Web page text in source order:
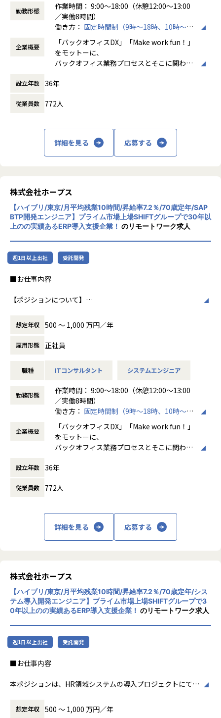
https://blog.hopes-ise.co.jp/%e3%80%90%e3%83%9
7%e3%83%ad%e3%82%b8%e3%82%a7%e3%82%af%
e3%83%88%e7%b4%b9%e4%bb%8b%e3%80%91dx%
e6%8e%a8%e9%80%b2%e3%81%ae%e6%9c%80%e
5%89%8d%e7%b7%9a%ef%bc%9a%e3%81%8a%e5%
ae%a2%e6%a7%98%e3%81%ae%e7%a4%be/
【業務の変更の範囲】
境なので、スキルの幅を広げることも可能です！
《具体的な業務内容》
・要件定義・基本設計・詳細設計
・Outsystemsを用いたアプリ開発・テスト
・API／外部システムとの連携
・顧客との要件整理・業務改善提案
【なぜホープスがするのか？】
解を得られにくい環境でした。
なかには、工場自体の競争力を失い、工場の規模縮小・閉
鎖から、工場に支えられた街自体が閑散となることも目の当
たりにしました。
だからこそ、わたしたちは「時代のニーズ・変化に合わせ
ア」を輩出することに力を入れています。
の必要な武器になる、と信じています。
また、ユーザーが真に求めることは、
・必要なときに必要なシステムを簡単に利用できる
・システムを用い、競争力を醸成し、社会が持続的な発
展を続けること
当社はそれを提供・実現し、システムの利用者とエンジニ
【プロジェクト内容※一例です※】
受注システム：要件定義からリリースまで約2年のプロジ
ェクトにおいて、開発期間は2ヵ月と短納期で完了
生成型AI ：プロセスマイニングを用いた野良AIの防止
・API開発、オープンソースの方が幅がきくし、おもしろ
ード開発はできることが多かった（40代男性）。
I、プロセスマイニングの利用等）ができ、技術的な好奇心を
駆り立てられる。
より幅広い技術・知識の習得を楽しめる！（30代男性）
を提案・提供でき、前よりお客様に寄り添った開発をしてい
ると感じる（30代女性）。
・お客様から「想定より早く導入できた」「ほしかったシ
ステムがたくさんあり、使うことが楽しみだ」とお声をいた
だき、嬉しかった！（20代女性）
世界基準でみたときに、世界ではポピュラーだけど日本で
また、日本に入ってきているものの、認知度の低いツール
ホープスではそういったソリューションやツールの導入・
・「世界基準で通用するエンジニアスキルを身に着け
勤務形態
作業時間： 9:00～18:00（休憩12:00～13:00
／実働8時間）
働き方： 固定時間制（9時～18時、10時～19
時など）
時間外労働の有無： 有（月平均10時間）
休憩時間： 60分
企業概要
「バックオフィスDX」「Make work fun！」
をモットーに、
バックオフィス業務プロセスとそこに関わる
企業競争力を向上させることを使命としてい
チ開発やコンサルティングまで幅広いサービ
スを提供しています。クラウドERPやローコ
ード開発を柱とし、業務効率化やDX推進、経
CloudやOracle ERP Cloudなどを活用し、企
業の業務プロセスを最適化し、経営管理の強
化を図っています1。
社風/文化
ホープスは、若手社員が活躍できる環境で、
社内の風通しが良く、活気に満ちた雰囲気が
特徴です。多様性を重視し、様々な国籍や背
ホープスでは、リモートワーク活用があり平
く、プロジェクトに応じて柔軟な働き方がで
ています。
設立年数 36年
従業員数 772人
詳細を見る 応募する
株式会社ホープス
【ハイブリ/東京/月平均残業10時間/昇給率7.2％/70歳定年/SAP
BTP開発エンジニア】プライム市場上場SHIFTグループで30年以
上のの実績あるERP導入支援企業！ のリモートワーク求人
週1日以上出社 受託開発
■お仕事内容
【ポジションについて】
ステムの導入・開発に携わっていただくポジションです。
ホープスではエンドユーザー、大手SIer向けのERPパッケー
ジの提案や要件定義等の上流工程から、詳細設計・構築、テ
スト工程や運用保守まで、一連の業務を担っています。
具体的には、
ご経験に応じて要件定義、設計の上流工程から、開発、保守
運用のプロジェクトに携わっていただきます。
売上過去最高記録を更新している当社では、今まさに第二次
創業期として
準大手から中堅規模の企業に特化して、プライム案件、ERP
BTP開発エンジニアとして組織を一緒に作っていただける方
幅が広い！
・上流工程やマネジメント、コンサルタントにステップアッ
【会社概要】
ホープスは、ERP・ERP周辺のシステム開発・導入、
コンサルティングを主軸にイノベーションを起こすためのソ
・MISSION「ワークをもっとワクワクに」
​ヒトが何をすべきかを追求し、ITの力で “働くを楽しく” へ
ITの力で人手不足の解消と流動性の拡大に寄与するサービス
を提供し、世の中の仕事の標準化の輪を広げます。
想定年収 500 〜 1,000 万円／年
雇用形態 正社員
職種 ITコンサルタント システムエンジニア
勤務形態
作業時間： 9:00～18:00（休憩12:00～13:00
／実働8時間）
働き方： 固定時間制（9時～18時、10時～19
時など）
時間外労働の有無： 有（月平均10時間）
休憩時間： 60分
企業概要
「バックオフィスDX」「Make work fun！」
をモットーに、
バックオフィス業務プロセスとそこに関わる
企業競争力を向上させることを使命としてい
チ開発やコンサルティングまで幅広いサービ
スを提供しています。クラウドERPやローコ
ード開発を柱とし、業務効率化やDX推進、経
CloudやOracle ERP Cloudなどを活用し、企
業の業務プロセスを最適化し、経営管理の強
化を図っています1。
社風/文化
ホープスは、若手社員が活躍できる環境で、
社内の風通しが良く、活気に満ちた雰囲気が
特徴です。多様性を重視し、様々な国籍や背
ホープスでは、リモートワーク活用があり平
設立年数 36年
従業員数 772人
詳細を見る 応募する
株式会社ホープス
【ハイブリ/東京/月平均残業10時間/昇給率7.2％/70歳定年/シス
テム導入開発エンジニア】プライム市場上場SHIFTグループで3
0年以上のの実績あるERP導入支援企業！ のリモートワーク求人
週1日以上出社 受託開発
■お仕事内容
本ポジションは、HR領域システムの導入プロジェクトにて、
す。
想定年収 500 〜 1,000 万円／年